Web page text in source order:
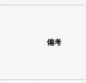
備考